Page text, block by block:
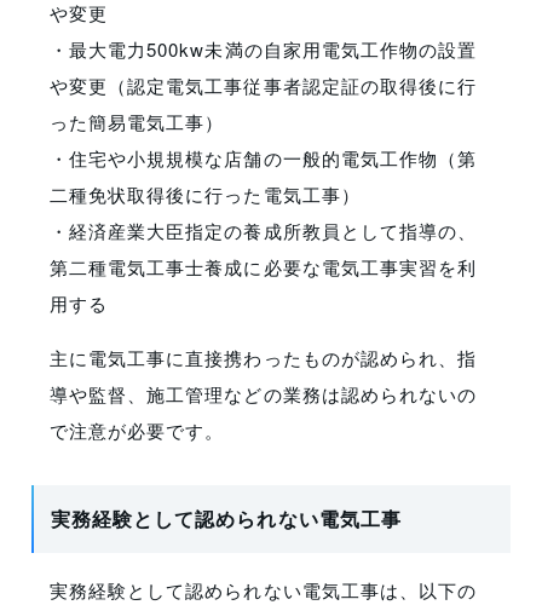
や変更
・最大電力500kw未満の自家用電気工作物の設置
や変更（認定電気工事従事者認定証の取得後に行
った簡易電気工事）
・住宅や小規規模な店舗の一般的電気工作物（第
二種免状取得後に行った電気工事）
・経済産業大臣指定の養成所教員として指導の、
第二種電気工事士養成に必要な電気工事実習を利
用する
主に電気工事に直接携わったものが認められ、指
導や監督、施工管理などの業務は認められないの
で注意が必要です。
実務経験として認められない電気工事
実務経験として認められない電気工事は、以下の